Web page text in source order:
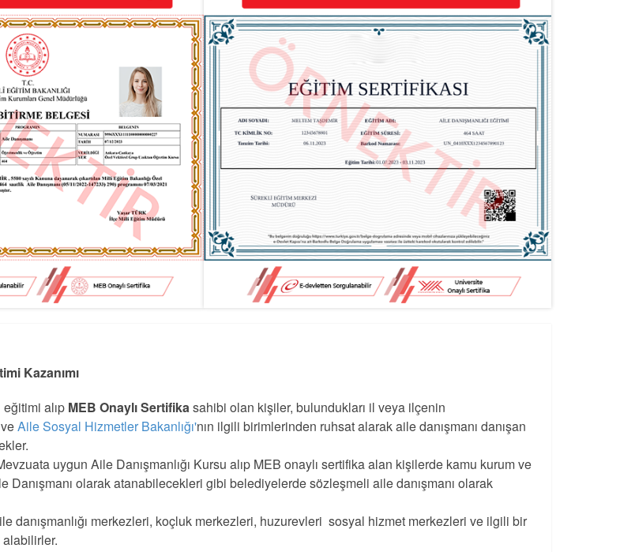
Kazanımı
eğitimi alıp MEB Onaylı Sertifika sahibi olan kişiler, bulundukları il veya ilçenin
Aile Sosyal Hizmetler Bakanlığı'nın ilgili birimlerinden ruhsat alarak aile danışmanı danışan
uygun Aile Danışmanlığı Kursu alıp MEB onaylı sertifika alan kişilerde kamu kurum ve
Danışmanı olarak atanabilecekleri gibi belediyelerde sözleşmeli aile danışmanı olarak
danışmanlığı merkezleri, koçluk merkezleri, huzurevleri sosyal hizmet merkezleri ve ilgili bir